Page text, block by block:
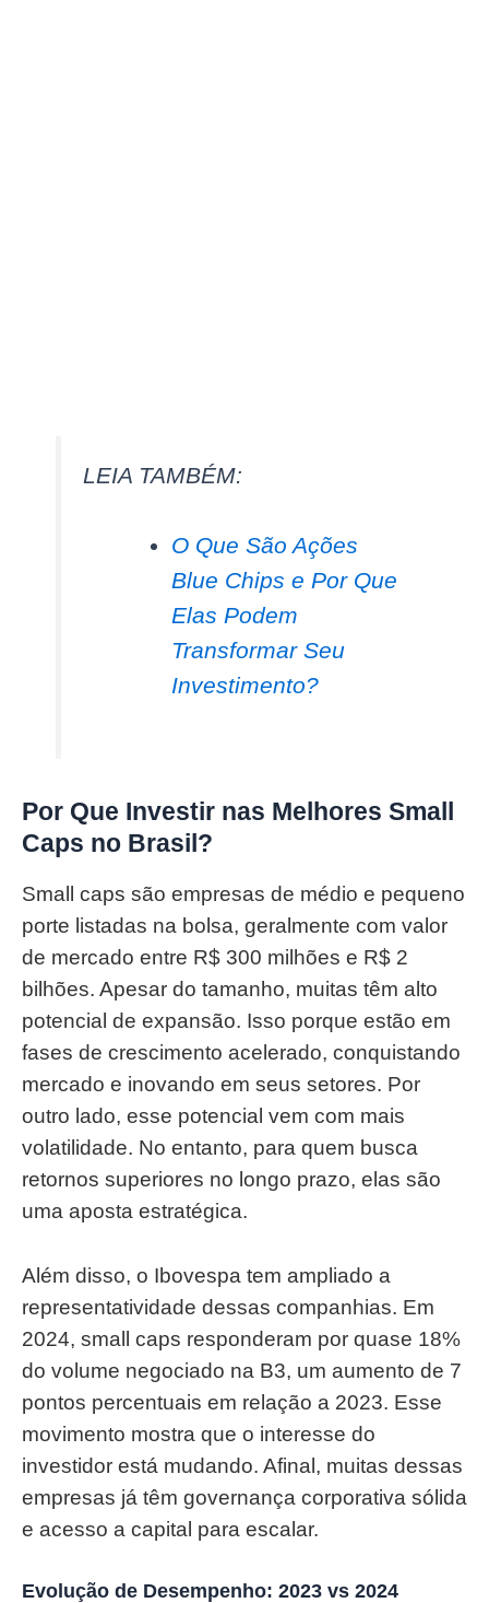
LEIA TAMBÉM:
O Que São Ações
Blue Chips e Por Que
Elas Podem
Transformar Seu
Investimento?
Por Que Investir nas Melhores Small
Caps no Brasil?
Small caps são empresas de médio e pequeno
porte listadas na bolsa, geralmente com valor
de mercado entre R$ 300 milhões e R$ 2
bilhões. Apesar do tamanho, muitas têm alto
potencial de expansão. Isso porque estão em
fases de crescimento acelerado, conquistando
mercado e inovando em seus setores. Por
outro lado, esse potencial vem com mais
volatilidade. No entanto, para quem busca
retornos superiores no longo prazo, elas são
uma aposta estratégica.
Além disso, o Ibovespa tem ampliado a
representatividade dessas companhias. Em
2024, small caps responderam por quase 18%
do volume negociado na B3, um aumento de 7
pontos percentuais em relação a 2023. Esse
movimento mostra que o interesse do
investidor está mudando. Afinal, muitas dessas
empresas já têm governança corporativa sólida
e acesso a capital para escalar.
Evolução de Desempenho: 2023 vs 2024